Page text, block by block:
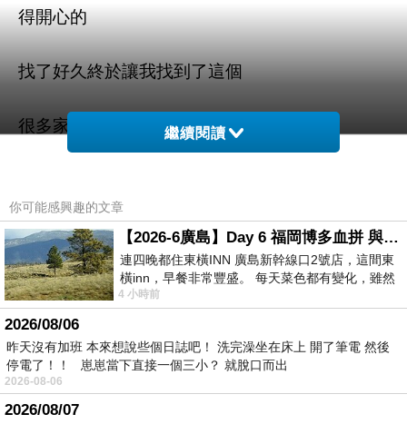
得開心的
找了好久終於讓我找到了這個
很多家長都很推薦喔
牛仔褲批發店 小紅帽
繼續閱讀
你可能感興趣的文章
【2026-6廣島】Day 6 福岡博多血拼 與機場接送少年司機深夜對談
連四晚都住東橫INN 廣島新幹線口2號店，這間東
橫inn，早餐非常豐盛。 每天菜色都有變化，雖然
看到工作人員拿出料理包加熱，但
4 小時前
2026/08/06
昨天沒有加班 本來想說些個日誌吧！ 洗完澡坐在床上 開了筆電 然後
停電了！！ 崽崽當下直接一個三小？ 就脫口而出
2026-08-06
2026/08/07